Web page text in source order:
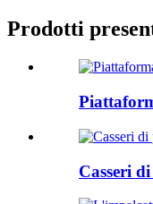
Prodotti
Casseri